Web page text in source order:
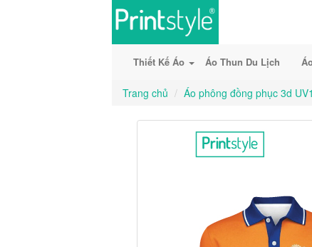
Thiết Kế Áo Áo Thun Du Lịch
Trang chủ Áo phông đồng phục 3d